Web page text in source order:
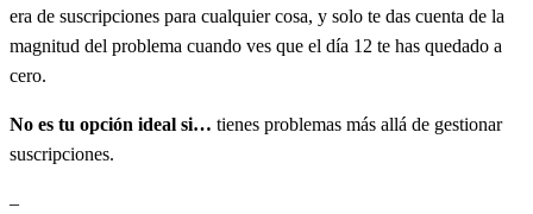
era de suscripciones para cualquier cosa, y solo te das cuenta de la
magnitud del problema cuando ves que el día 12 te has quedado a
cero.
No es tu opción ideal si… tienes problemas más allá de gestionar
suscripciones.
–